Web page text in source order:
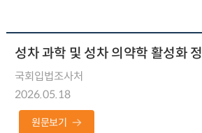
성차 과학 및 성차 의약학 활성화
국회입법조사처
2026.05.18
원문보기